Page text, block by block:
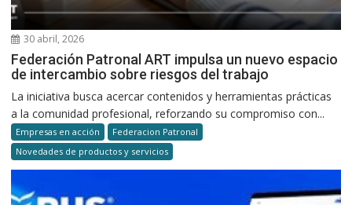
30 abril, 2026
Federación Patronal ART impulsa un nuevo espacio
de intercambio sobre riesgos del trabajo
La iniciativa busca acercar contenidos y herramientas prácticas
a la comunidad profesional, reforzando su compromiso con...
Empresas en acción
Federacion Patronal
Novedades de productos y servicios